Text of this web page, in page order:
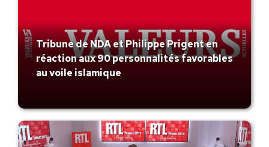
Tribune de NDA et Philippe Prigent en
réaction aux 90 personnalités favorables
au voile islamique